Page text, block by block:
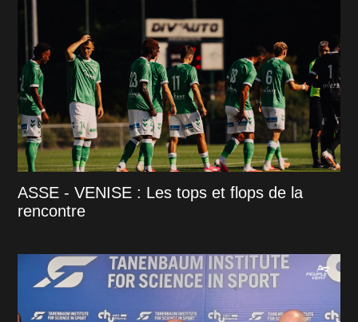
ASSE - VENISE : Les tops et flops de la
rencontre